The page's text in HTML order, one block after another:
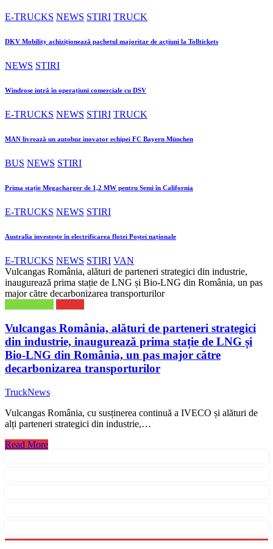
E-TRUCKS NEWS STIRI TRUCK
DKV Mobility achiziționează pachetul majoritar de acțiuni la Tolltickets
NEWS STIRI
Windrose intră în operațiuni comerciale cu DSV
E-TRUCKS NEWS STIRI TRUCK
MAN livrează un autobuz inovator echipei FC Bayern München
BUS NEWS STIRI
Prima stație Megacharger de 1,2 MW pentru Semi în California
E-TRUCKS NEWS STIRI
Australia investește în electrificarea flotei Poștei naționale
E-TRUCKS NEWS STIRI VAN
Vulcangas România, alături de parteneri strategici din industrie,
inaugurează prima stație de LNG și Bio-LNG din România, un pas
major către decarbonizarea transporturilor
Vulcangas România, alături de parteneri strategici
din industrie, inaugurează prima stație de LNG și
Bio-LNG din România, un pas major către
decarbonizarea transporturilor
TruckNews
Vulcangas România, cu susținerea continuă a IVECO și alături de
alți parteneri strategici din industrie,…
Read More